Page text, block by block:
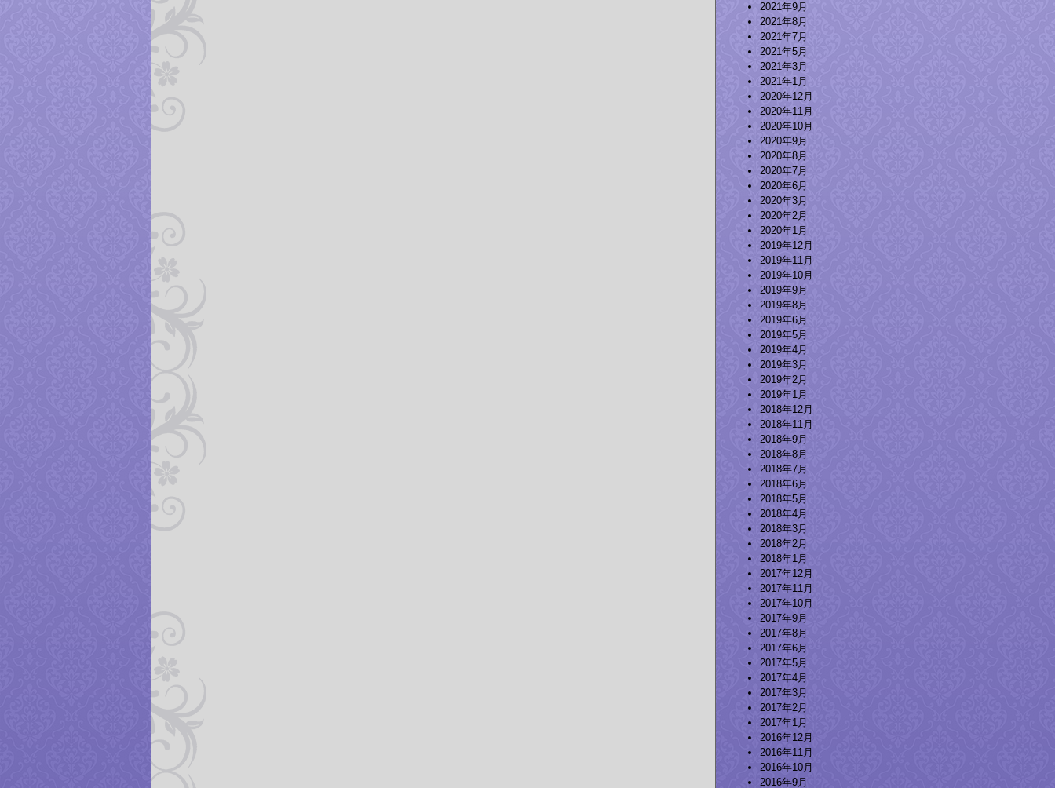
2021年9月
2021年8月
2021年7月
2021年5月
2021年3月
2021年1月
2020年12月
2020年11月
2020年10月
2020年9月
2020年8月
2020年7月
2020年6月
2020年3月
2020年2月
2020年1月
2019年12月
2019年11月
2019年10月
2019年9月
2019年8月
2019年6月
2019年5月
2019年4月
2019年3月
2019年2月
2019年1月
2018年12月
2018年11月
2018年9月
2018年8月
2018年7月
2018年6月
2018年5月
2018年4月
2018年3月
2018年2月
2018年1月
2017年12月
2017年11月
2017年10月
2017年9月
2017年8月
2017年6月
2017年5月
2017年4月
2017年3月
2017年2月
2017年1月
2016年12月
2016年11月
2016年10月
2016年9月